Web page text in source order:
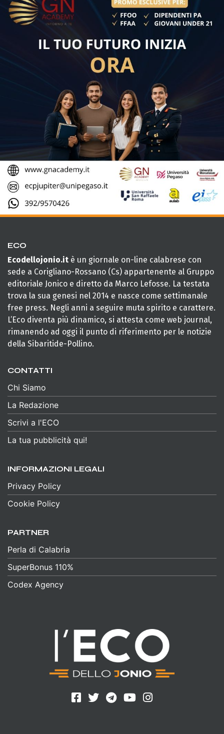
ECO
Ecodellojonio.it è un giornale on-line calabrese con
sede a Corigliano-Rossano (Cs) appartenente al Gruppo
editoriale Jonico e diretto da Marco Lefosse. La testata
trova la sua genesi nel 2014 e nasce come settimanale
free press. Negli anni a seguire muta spirito e carattere.
L’Eco diventa più dinamico, si attesta come web journal,
rimanendo ad oggi il punto di riferimento per le notizie
della Sibaritide-Pollino.
CONTATTI
Chi Siamo
La Redazione
Scrivi a l'ECO
La tua pubblicità qui!
INFORMAZIONI LEGALI
Privacy Policy
Cookie Policy
PARTNER
Perla di Calabria
SuperBonus 110%
Codex Agency